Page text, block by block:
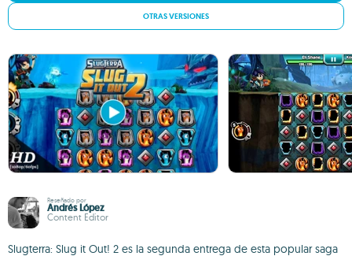
OTRAS VERSIONES
Reseñado por
Andrés López
Content Editor
Slugterra: Slug it Out! 2 es la segunda entrega de esta popular saga